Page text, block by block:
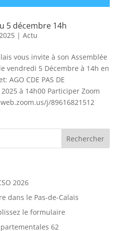
5 décembre 14h
| Actu
vous invite à son Assemblée
vendredi 5 Décembre à 14h en
AGO CDE PAS DE
2025 à 14h00 Participer Zoom
j/89616821512
2026
dans le Pas-de-Calais
le formulaire
62